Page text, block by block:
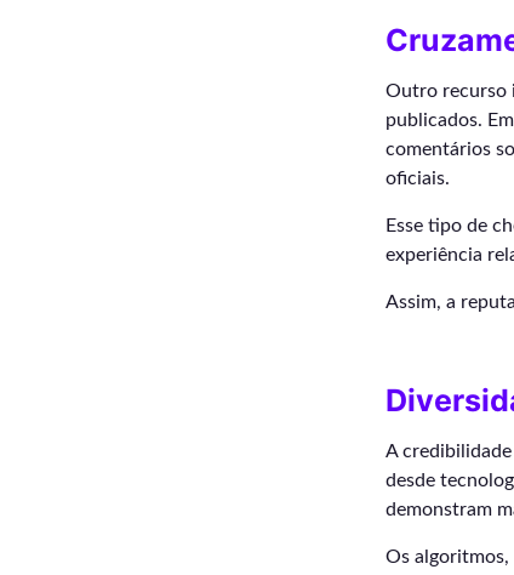
Outro recurso
publicados.
comentários
oficiais.
Esse tipo de
experiência
Assim, a
A
desde
demonstram
Os algoritmos,